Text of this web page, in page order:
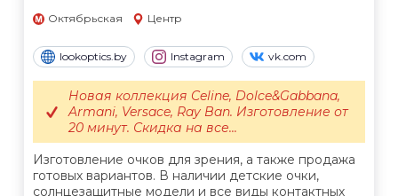
Октябрьская Центр
lookoptics.by Instagram vk.com
Изготовление очков для зрения, а также продажа
готовых вариантов. В наличии детские очки,
солнцезащитные модели и все виды контактных
Новая коллекция Celine, Dolce&Gabbana,
Armani, Versace, Ray Ban. Изготовление от
20 минут. Скидка на все...